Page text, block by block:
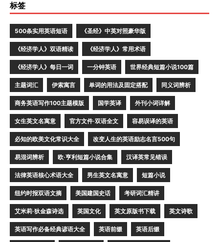
标签
500条实用英语短语 《圣经》中英对照豪华版
《经济学人》双语精读 《经济学人》常用术语
《经济学人》每日一词 一分钟英语 世界经典短篇小说100篇
主题词汇 伊索寓言 单词的用法及固定搭配 同义词辨析
商务英语写作100主题模版 国学英译 外刊小词详解
女生英文名寓意 官方文件·双语全文 容易误译的英语
必知的欧美文化常识大全 改变人生的英语励志名言500句
易混词辨析 欧·亨利短篇小说合集 汉译英常见错误
法律英语核心术语大全 男生英文名寓意 短篇小说
纽约时报双语文摘 美国建国史话 考研词汇精讲
艾米莉·狄金森诗选 英国文化 英文原版书下载 英文诗歌
英语写作必备经典谚语大全 英语前缀 英语后缀